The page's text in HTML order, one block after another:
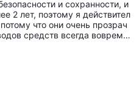
и сохранности, и
2 лет, поэтому я действител
что они очень прозрач
средств всегда вовремя.